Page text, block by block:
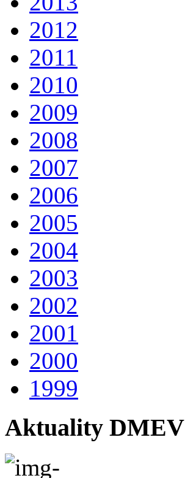
2012
2011
2010
2009
2008
2007
2006
2005
2004
2003
2002
2001
2000
1999
Aktuality DMEV